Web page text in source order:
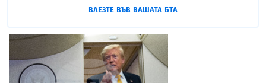
ВЛЕЗТЕ ВЪВ ВАШАТА БТА